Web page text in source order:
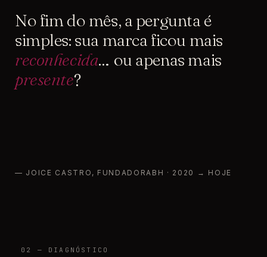
No fim do mês, a pergunta é
simples: sua marca ficou mais
reconhecida… ou apenas mais
presente?
— JOICE CASTRO, FUNDADORABH · 2020 → HOJE
02 — DIAGNÓSTICO